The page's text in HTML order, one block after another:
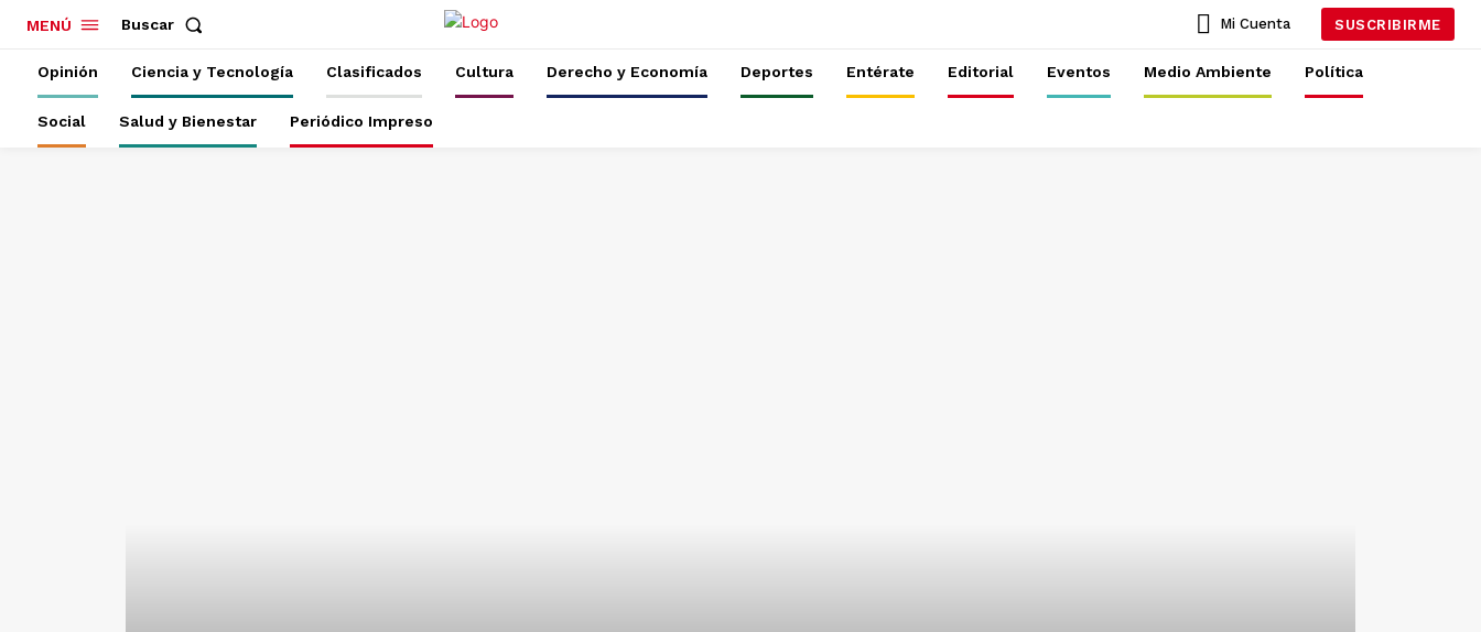
MENÚ Buscar Mi Cuenta SUSCRIBIRME
Opinión Ciencia y Tecnología Clasificados Cultura Derecho y Economía Deportes Entérate Editorial Eventos Medio Ambiente Política
Social Salud y Bienestar Periódico Impreso